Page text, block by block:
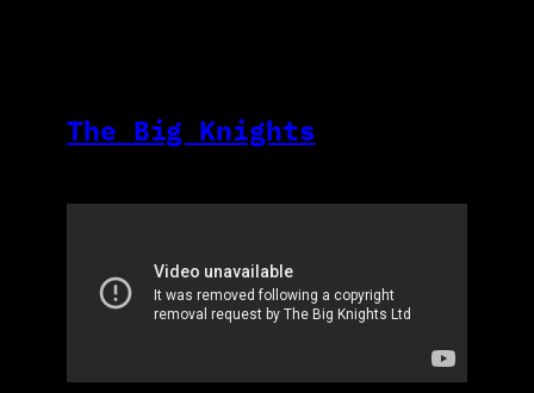
The Big Knights